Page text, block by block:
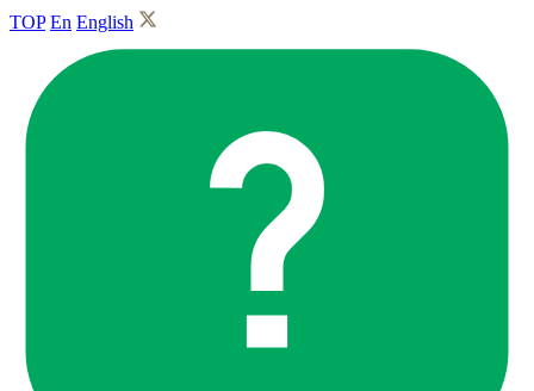
TOP En English